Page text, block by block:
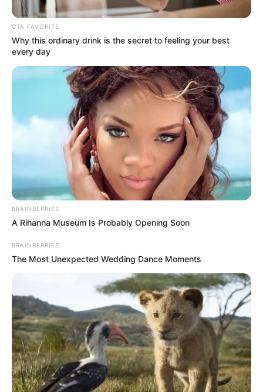
Posted
in
Friss hírek
Elkezdődött Budapesten! Utcára
vonultak az emberek egyenesen
IDE tartanak – Hatalmas a
felháborodottság
• February 1, 2026
default
CTA FAVORITE
Why this ordinary drink is the secret to feeling your best
every day
BRAINBERRIES
A Rihanna Museum Is Probably Opening Soon
BRAINBERRIES
The Most Unexpected Wedding Dance Moments